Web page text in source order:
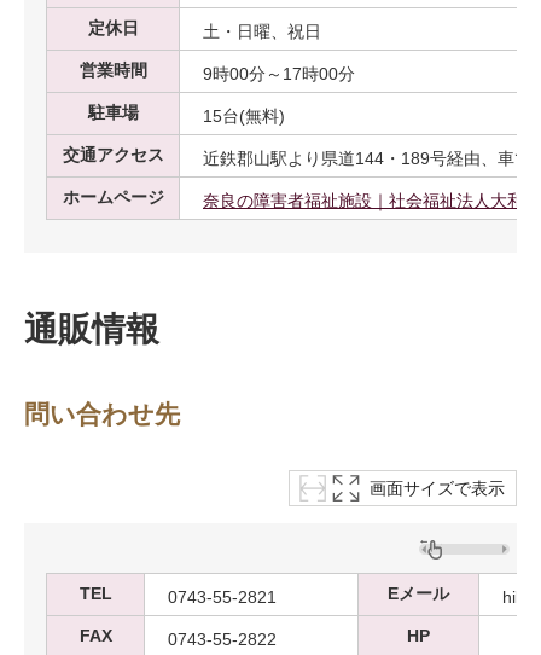
定休日
土・日曜、祝日
営業時間
9時00分～17時00分
駐車場
15台(無料)
交通アクセス
近鉄郡山駅より県道144・189号経由、車で
ホームページ
奈良の障害者福祉施設｜社会福祉法人大和
通販情報
問い合わせ先
画面サイズで表示
TEL 0743-55-2821 Eメール
FAX
0743-55-2822 HP